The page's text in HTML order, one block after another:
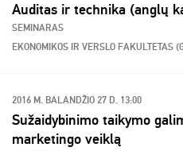
Auditas ir technika (anglų
SEMINARAS
EKONOMIKOS IR VERSLO FAKULTETAS
2016 M. BALANDŽIO 27 D. 13:00
Sužaidybinimo taikymo
marketingo veiklą